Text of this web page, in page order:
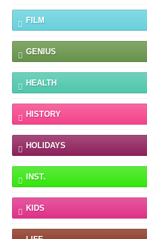
FILM
GENIUS
HEALTH
HISTORY
HOLIDAYS
INST.
KIDS